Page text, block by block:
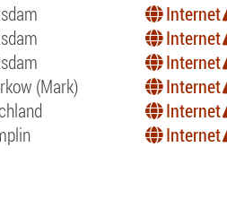
Internet
Internet
Internet
(Mark) Internet
Internet
Internet